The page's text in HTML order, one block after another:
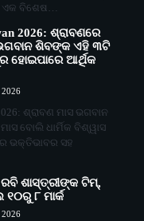
ଏକ ବିଶେଷ…
2026: ଶ୍ରାବଣରେ
ଶିବଙ୍କ ଏହି ୩ଟି
ହୋଇପାରେ ଆର୍ଥିକ
2026
ଶ୍ରାବଣ ମାସ ଭଗବାନ
ବୋଲି ଧାର୍ମିକ ବିଶ୍ୱାସ
ଭକ୍ତିଭାବର ସହ
ଶାସ୍ତ୍ରୀଙ୍କ ଟିମ୍,
୮ ମାର୍କ
2026